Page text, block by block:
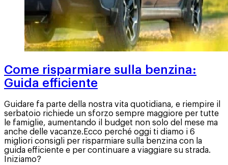
Come risparmiare sulla benzina:
Guida efficiente
Guidare fa parte della nostra vita quotidiana, e riempire il
serbatoio richiede un sforzo sempre maggiore per tutte
le famiglie, aumentando il budget non solo del mese ma
anche delle vacanze.Ecco perché oggi ti diamo i 6
migliori consigli per risparmiare sulla benzina con la
guida efficiente e per continuare a viaggiare su strada.
Iniziamo?